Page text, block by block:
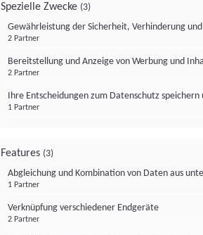
Spezielle Zwecke (3)
Gewährleistung der Sicherheit, Verhinderung
2 Partner
Bereitstellung und Anzeige von Werbung und
2 Partner
Ihre Entscheidungen zum Datenschutz
1 Partner
Features (3)
Abgleichung und Kombination von Daten aus
1 Partner
Verknüpfung verschiedener Endgeräte
2 Partner